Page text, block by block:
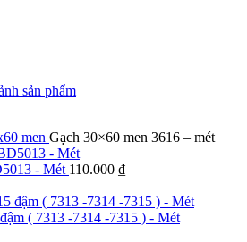
men Gạch 30×60 men 3616 – mét
- Mét 110.000 ₫
( 7313 -7314 -7315 ) - Mét